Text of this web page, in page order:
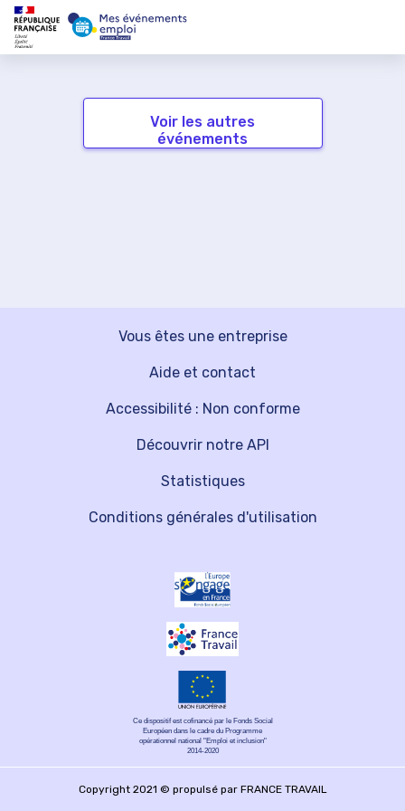
Voir les autres
événements
Vous êtes une entreprise
Découvrir notre API
Aide et contact
Statistiques
Accessibilité : Non conforme
Conditions générales d'utilisation
Ce dispositif est cofinancé par le Fonds Social
Européen dans le cadre du Programme
opérationnel national "Emploi et inclusion"
2014-2020
Copyright 2021 © propulsé par FRANCE TRAVAIL